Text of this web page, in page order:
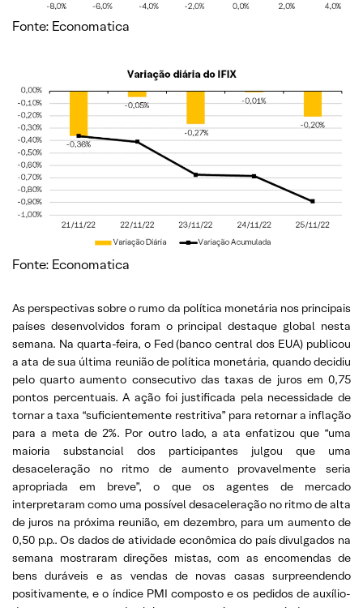
Fonte: Economatica
Fonte: Economatica
As perspectivas sobre o rumo da política monetária nos principais
países desenvolvidos foram o principal destaque global nesta
semana. Na quarta-feira, o Fed (banco central dos EUA) publicou
a ata de sua última reunião de política monetária, quando decidiu
pelo quarto aumento consecutivo das taxas de juros em 0,75
pontos percentuais. A ação foi justificada pela necessidade de
tornar a taxa “suficientemente restritiva” para retornar a inflação
para a meta de 2%. Por outro lado, a ata enfatizou que “uma
maioria substancial dos participantes julgou que uma
desaceleração no ritmo de aumento provavelmente seria
apropriada em breve”, o que os agentes de mercado
interpretaram como uma possível desaceleração no ritmo de alta
de juros na próxima reunião, em dezembro, para um aumento de
0,50 p.p.. Os dados de atividade econômica do país divulgados na
semana mostraram direções mistas, com as encomendas de
bens duráveis e as vendas de novas casas surpreendendo
positivamente, e o índice PMI composto e os pedidos de auxílio-